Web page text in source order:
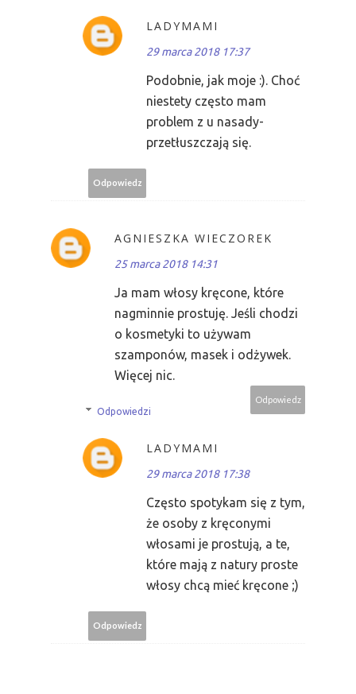
LADYMAMI
29 marca 2018 17:37
Podobnie, jak moje :). Choć
niestety często mam
problem z u nasady-
przetłuszczają się.
Odpowiedz
AGNIESZKA WIECZOREK
25 marca 2018 14:31
Ja mam włosy kręcone, które
nagminnie prostuję. Jeśli chodzi
o kosmetyki to używam
szamponów, masek i odżywek.
Więcej nic.
Odpowiedz
Odpowiedzi
LADYMAMI
29 marca 2018 17:38
Często spotykam się z tym,
że osoby z kręconymi
włosami je prostują, a te,
które mają z natury proste
włosy chcą mieć kręcone ;)
Odpowiedz